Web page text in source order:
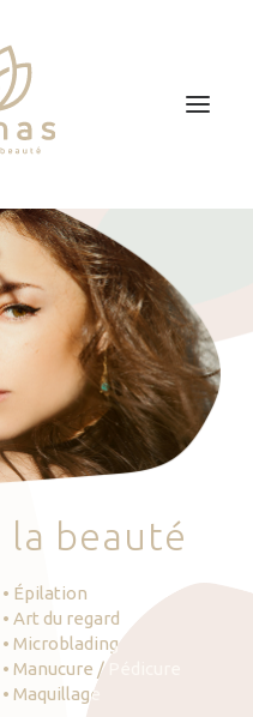
la beauté
• Épilation
• Art du regard
• Microblading
• Manucure / Pédicure
• Maquillage